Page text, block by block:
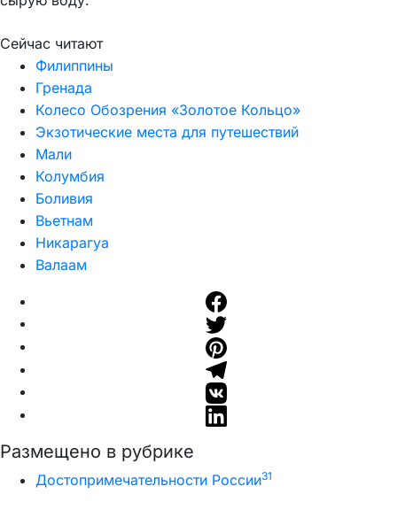
Сейчас читают
Филиппины
Гренада
Колесо Обозрения «Золотое Кольцо»
Экзотические места для путешествий
Мали
Колумбия
Боливия
Вьетнам
Никарагуа
Валаам
Размещено в рубрике
Достопримечательности России31